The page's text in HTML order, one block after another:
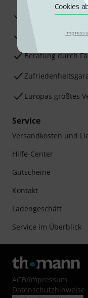
Cookies
30 Tage Money-
Reparaturservice
Beratung durch
Europas größtes
Service
Versandkosten und
Hilfe-Center
Gutscheine
Kontakt
Ladengeschäft
Service im Überblick
AGB/Impressum
Datenschutzhinweise